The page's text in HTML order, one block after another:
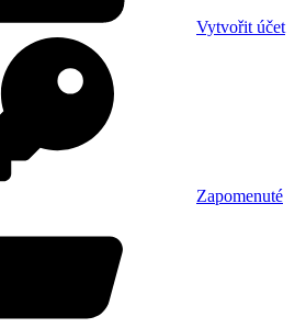
Vytvořit účet
Zapomenuté